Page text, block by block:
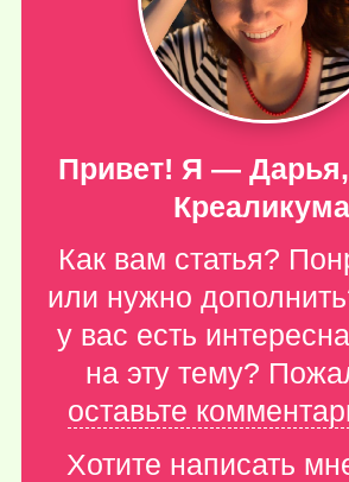
Привет! Я — Дарья,
Как вам статья?
или нужно
у вас есть
на эту тему?
оставьте
Хотите написать